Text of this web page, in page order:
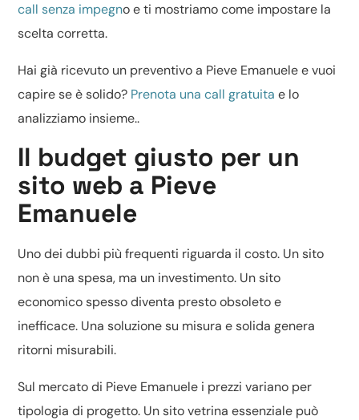
call senza impegno e ti mostriamo come impostare la
scelta corretta.
Hai già ricevuto un preventivo a Pieve Emanuele e vuoi
capire se è solido? Prenota una call gratuita e lo
analizziamo insieme..
Il budget giusto per un
sito web a Pieve
Emanuele
Uno dei dubbi più frequenti riguarda il costo. Un sito
non è una spesa, ma un investimento. Un sito
economico spesso diventa presto obsoleto e
inefficace. Una soluzione su misura e solida genera
ritorni misurabili.
Sul mercato di Pieve Emanuele i prezzi variano per
tipologia di progetto. Un sito vetrina essenziale può